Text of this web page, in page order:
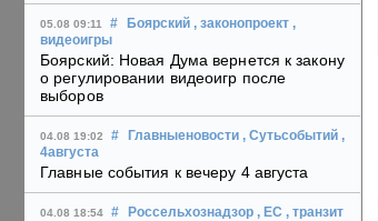
05.08 09:11 # Боярский , законопроект ,
видеоигры
Боярский: Новая Дума вернется к закону
о регулировании видеоигр после
выборов
04.08 19:02 # Главныеновости , Сутьсобытий ,
4августа
Главные события к вечеру 4 августа
04.08 18:54 # Россельхознадзор , ЕС , транзит